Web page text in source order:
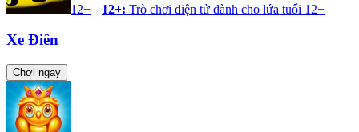
12+ 12+: Trò chơi điện tử dành cho lứa tuổi 12+
Xe Điên
Chơi ngay